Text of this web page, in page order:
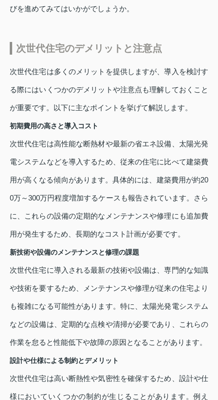
びを進めてみてはいかがでしょうか。
次世代住宅のデメリットと注意点
次世代住宅は多くのメリットを提供しますが、導入を検討す
る際にはいくつかのデメリットや注意点も理解しておくこと
が重要です。以下に主なポイントを挙げて解説します。
初期費用の高さと導入コスト
次世代住宅は高性能な断熱材や最新の省エネ設備、太陽光発
電システムなどを導入するため、従来の住宅に比べて建築費
用が高くなる傾向があります。具体的には、建築費用が約20
0万～300万円程度増加するケースも報告されています。さら
に、これらの設備の定期的なメンテナンスや修理にも追加費
用が発生するため、長期的なコスト計画が必要です。
新技術や設備のメンテナンスと修理の課題
次世代住宅に導入される最新の技術や設備は、専門的な知識
や技術を要するため、メンテナンスや修理が従来の住宅より
も複雑になる可能性があります。特に、太陽光発電システム
などの設備は、定期的な点検や清掃が必要であり、これらの
作業を怠ると性能低下や故障の原因となることがあります。
設計や仕様による制約とデメリット
次世代住宅は高い断熱性や気密性を確保するため、設計や仕
様においていくつかの制約が生じることがあります。例え